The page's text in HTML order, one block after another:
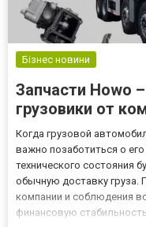
Бізнес новини
Запчасти Howo
грузовики от
Когда грузовой
важно позаботиться о
технического состояния
обычную доставку груза.
компании и соблюдения
финансовую